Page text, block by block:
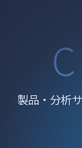
製品・分析